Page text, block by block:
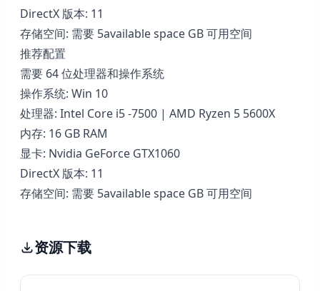
DirectX 版本: 11
存储空间: 需要 5available space GB 可用空间
推荐配置
需要 64 位处理器和操作系统
操作系统: Win 10
处理器: Intel Core i5 -7500 | AMD Ryzen 5 5600X
内存: 16 GB RAM
显卡: Nvidia GeForce GTX1060
DirectX 版本: 11
存储空间: 需要 5available space GB 可用空间
资源下载